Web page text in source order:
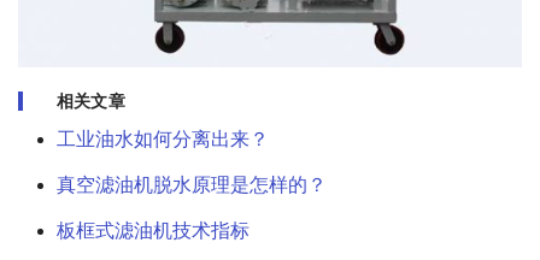
相关文章
工业油水如何分离出来？
真空滤油机脱水原理是怎样的？
板框式滤油机技术指标